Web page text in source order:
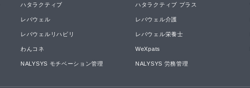
ハタラクティブ ハタラクティブ プラス
レバウェル レバウェル介護
レバウェルリハビリ レバウェル栄養士
わんコネ WeXpats
NALYSYS モチベーション管理 NALYSYS 労務管理